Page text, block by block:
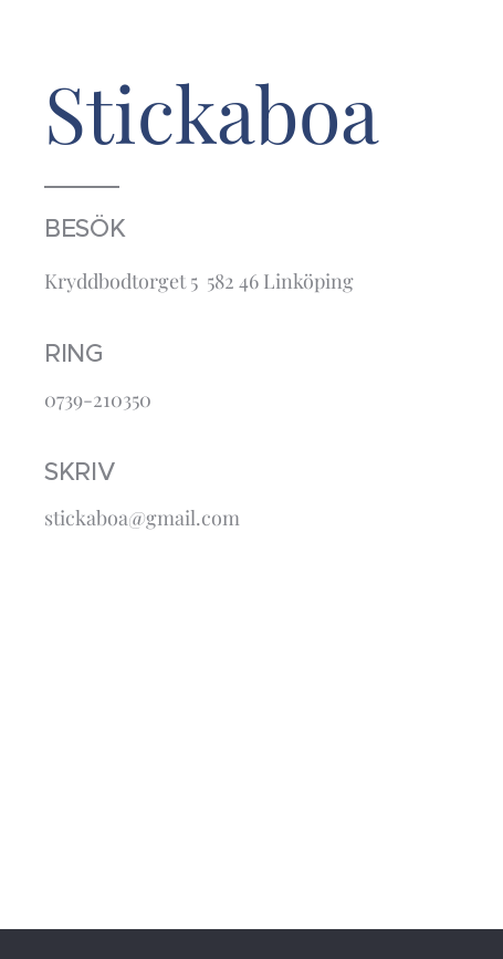
Stickaboa
BESÖK
Kryddbodtorget 5 582 46 Linköping
RING
0739-210350
SKRIV
stickaboa@gmail.com